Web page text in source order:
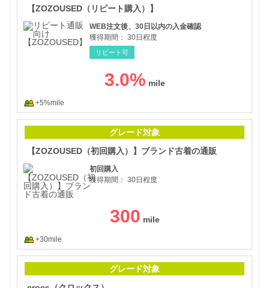
【ZOZOUSED（リピート購入）】
WEB注文後、30日以内の入金確認
獲得期間： 30日程度
リピート可
3.0%
+5%mile
グレード対象
【ZOZOUSED（初回購入）】ブランド古着の通販
初回購入
獲得期間： 30日程度
300
+30mile
グレード対象